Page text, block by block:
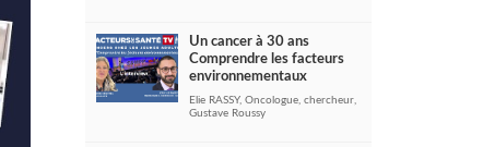
Un cancer à 30 ans
Comprendre les facteurs
environnementaux
Elie RASSY, Oncologue, chercheur,
Gustave Roussy